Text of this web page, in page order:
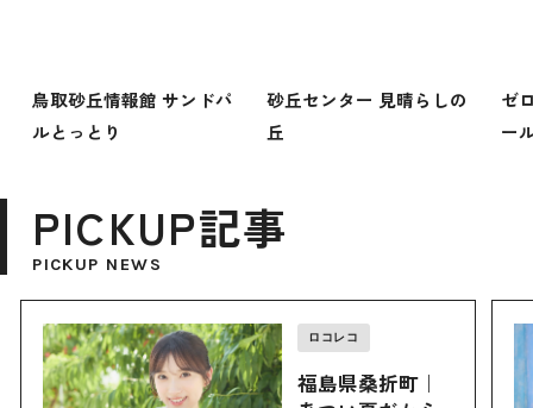
鳥取砂丘情報館 サンドパ
ルとっとり
砂丘センター 見晴らしの
丘
ゼ
ー
PICKUP記事
PICKUP NEWS
ロコレコ
福島県桑折町｜